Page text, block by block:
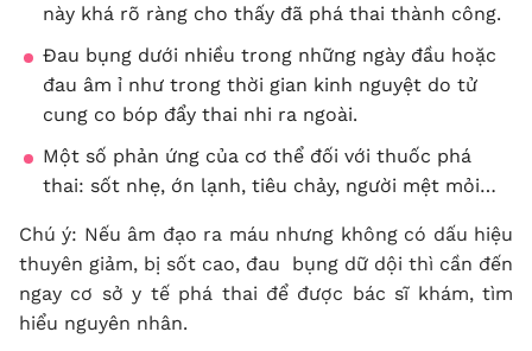
này khá rõ ràng cho thấy đã phá thai thành công.
Đau bụng dưới nhiều trong những ngày đầu hoặc
đau âm ỉ như trong thời gian kinh nguyệt do tử
cung co bóp đẩy thai nhi ra ngoài.
Một số phản ứng của cơ thể đối với thuốc phá
thai: sốt nhẹ, ớn lạnh, tiêu chảy, người mệt mỏi…
Chú ý: Nếu âm đạo ra máu nhưng không có dấu hiệu
thuyên giảm, bị sốt cao, đau bụng dữ dội thì cần đến
ngay cơ sở y tế phá thai để được bác sĩ khám, tìm
hiểu nguyên nhân.